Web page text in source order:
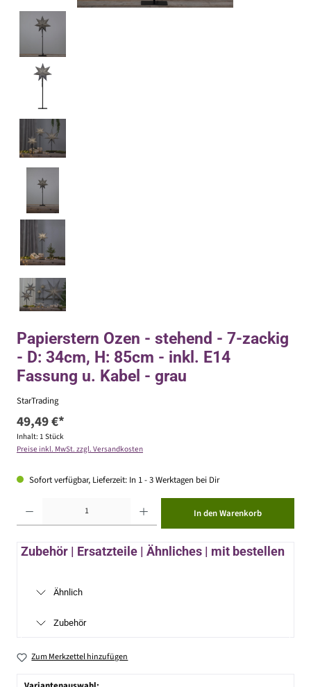
Papierstern Ozen - stehend - 7-zackig
- D: 34cm, H: 85cm - inkl. E14
Fassung u. Kabel - grau
StarTrading
49,49 €*
Inhalt: 1 Stück
Preise inkl. MwSt. zzgl. Versandkosten
Sofort verfügbar, Lieferzeit: In 1 - 3 Werktagen bei Dir
In den Warenkorb
Zubehör | Ersatzteile | Ähnliches | mit bestellen
Ähnlich
Zubehör
Zum Merkzettel hinzufügen